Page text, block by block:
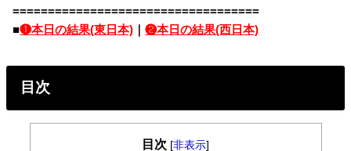
===================================
■❶本日の結果(東日本) ｜❷本日の結果(西日本)
目次
目次 [非表示]